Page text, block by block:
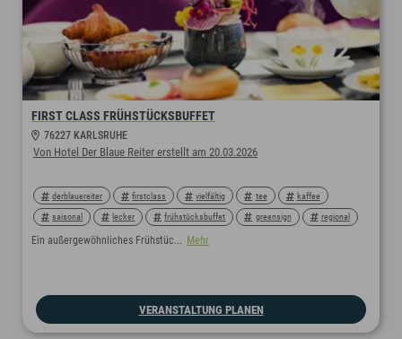
FIRST CLASS FRÜHSTÜCKSBUFFET
76227 KARLSRUHE
Von Hotel Der Blaue Reiter erstellt am 20.03.2026
derblauereiter firstclass vielfältig tee kaffee
saisonal lecker frühstücksbuffet greensign regional
buffet nachhaltig startindentag
Ein außergewöhnliches Frühstüc... Mehr
VERANSTALTUNG PLANEN